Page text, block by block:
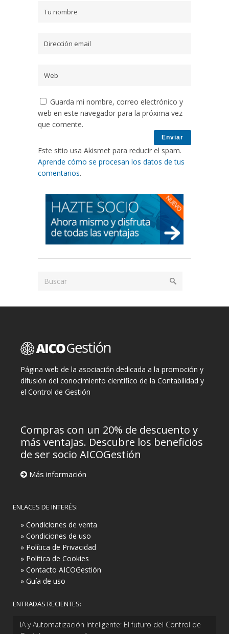
Guarda mi nombre, correo electrónico y
web en este navegador para la próxima vez
que comente.
Este sitio usa Akismet para reducir el spam.
Aprende cómo se procesan los datos de tus
comentarios.
Página web de la asociación dedicada a la promoción y
difusión del conocimiento científico de la Contabilidad y
el Control de Gestión
Compras con un 20% de descuento y
más ventajas. Descubre los beneficios
de ser socio AICOGestión
Más información
ENLACES DE INTERÉS:
» Condiciones de venta
» Condiciones de uso
» Política de Privacidad
» Política de Cookies
» Contacto AICOGestión
» Guía de uso
ENTRADAS RECIENTES:
IA y Automatización Inteligente: El futuro del Control de